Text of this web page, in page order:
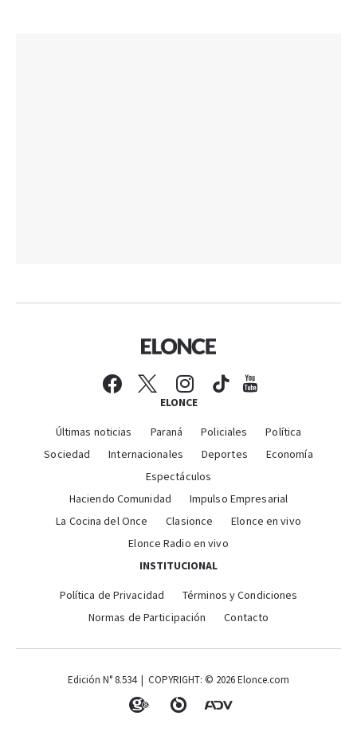
ELONCE
Últimas noticias Paraná Policiales
Política
Sociedad
Internacionales Deportes
Economía
Espectáculos
Haciendo Comunidad
Impulso Empresarial
La Cocina del Once
Clasionce
Elonce en vivo
Elonce Radio en vivo
INSTITUCIONAL
Política de Privacidad
Términos y Condiciones
Normas de Participación
Contacto
Edición N° 8.534 | COPYRIGHT: © 2026 Elonce.com